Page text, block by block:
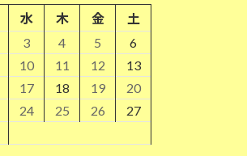
水 木 金
土
3 4 5
6
10 11 12
13
17 18 19
20
24 25 26
27